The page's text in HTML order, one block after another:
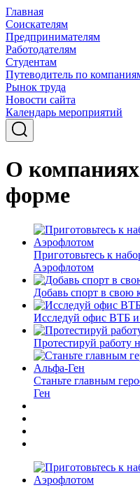
Главная
Соискателям
Предпринимателям
Работодателям
Студентам
Путеводитель по
Рынок труда
Новости сайта
Календарь мероприятий
О
форме
Приготовьтесь к
Аэрофлотом
Добавь спорт в свою
Исследуй офис ВТБ
Протестируй работу
Станьте главным
Ген